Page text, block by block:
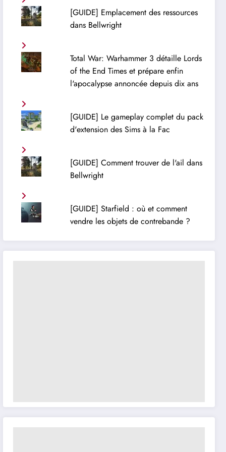
[GUIDE] Emplacement des ressources
dans Bellwright
Total War: Warhammer 3 détaille Lords
of the End Times et prépare enfin
l'apocalypse annoncée depuis dix ans
[GUIDE] Le gameplay complet du pack
d'extension des Sims à la Fac
[GUIDE] Comment trouver de l'ail dans
Bellwright
[GUIDE] Starfield : où et comment
vendre les objets de contrebande ?